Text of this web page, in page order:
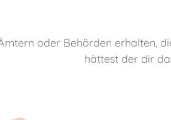
oder Behörden erhalten,
hättest der dir